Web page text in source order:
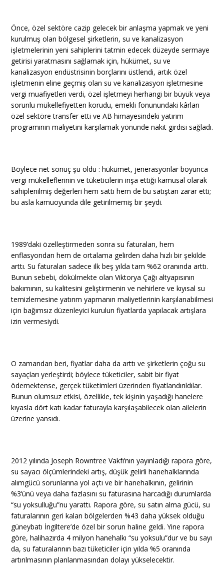
Önce, özel sektöre cazip gelecek bir anlaşma yapmak ve yeni
kurulmuş olan bölgesel şirketlerin, su ve kanalizasyon
işletmelerinin yeni sahiplerini tatmin edecek düzeyde sermaye
getirisi yaratmasını sağlamak için, hükümet, su ve
kanalizasyon endüstrisinin borçlarını üstlendi, artık özel
işletmenin eline geçmiş olan su ve kanalizasyon işletmesine
vergi muafiyetleri verdi, özel işletmeyi herhangi bir büyük veya
sorunlu mükellefiyetten korudu, emekli fonunundaki kârları
özel sektöre transfer etti ve AB himayesindeki yatırım
programının maliyetini karşılamak yönünde nakit girdisi sağladı.
Böylece net sonuç şu oldu : hükümet, jenerasyonlar boyunca
vergi mükelleflerinin ve tüketicilerin inşa ettiği kamusal olarak
sahiplenilmiş değerleri hem sattı hem de bu satıştan zarar etti;
bu asla kamuoyunda dile getirilmemiş bir şeydi.
1989’daki özelleştirmeden sonra su faturaları, hem
enflasyondan hem de ortalama gelirden daha hızlı bir şekilde
arttı. Su faturaları sadece ilk beş yılda tam %62 oranında arttı.
Bunun sebebi, dökülmekte olan Viktorya Çağı altyapısının
bakımının, su kalitesini geliştirmenin ve nehirlere ve kıyısal su
temizlemesine yatırım yapmanın maliyetlerinin karşılanabilmesi
için bağımsız düzenleyici kurulun fiyatlarda yapılacak artışlara
izin vermesiydi.
O zamandan beri, fiyatlar daha da arttı ve şirketlerin çoğu su
sayaçları yerleştirdi; böylece tüketiciler, sabit bir fiyat
ödemektense, gerçek tüketimleri üzerinden fiyatlandırıldılar.
Bunun olumsuz etkisi, özellikle, tek kişinin yaşadığı hanelere
kıyasla dört katı kadar faturayla karşılaşabilecek olan ailelerin
üzerine yansıdı.
2012 yılında Joseph Rowntree Vakfı’nın yayınladığı rapora göre,
su sayacı ölçümlerindeki artış, düşük gelirli hanehalklarında
alımgücü sorunlarına yol açtı ve bir hanehalkının, gelirinin
%3’ünü veya daha fazlasını su faturasına harcadığı durumlarda
“su yoksulluğu”nu yarattı. Rapora göre, su satın alma gücü, su
faturalarının geri kalan bölgelerden %43 daha yüksek olduğu
güneybatı İngiltere’de özel bir sorun haline geldi. Yine rapora
göre, halihazırda 4 milyon hanehalkı “su yoksulu”dur ve bu sayı
da, su faturalarının bazı tüketiciler için yılda %5 oranında
artırılmasının planlanmasından dolayı yükselecektir.